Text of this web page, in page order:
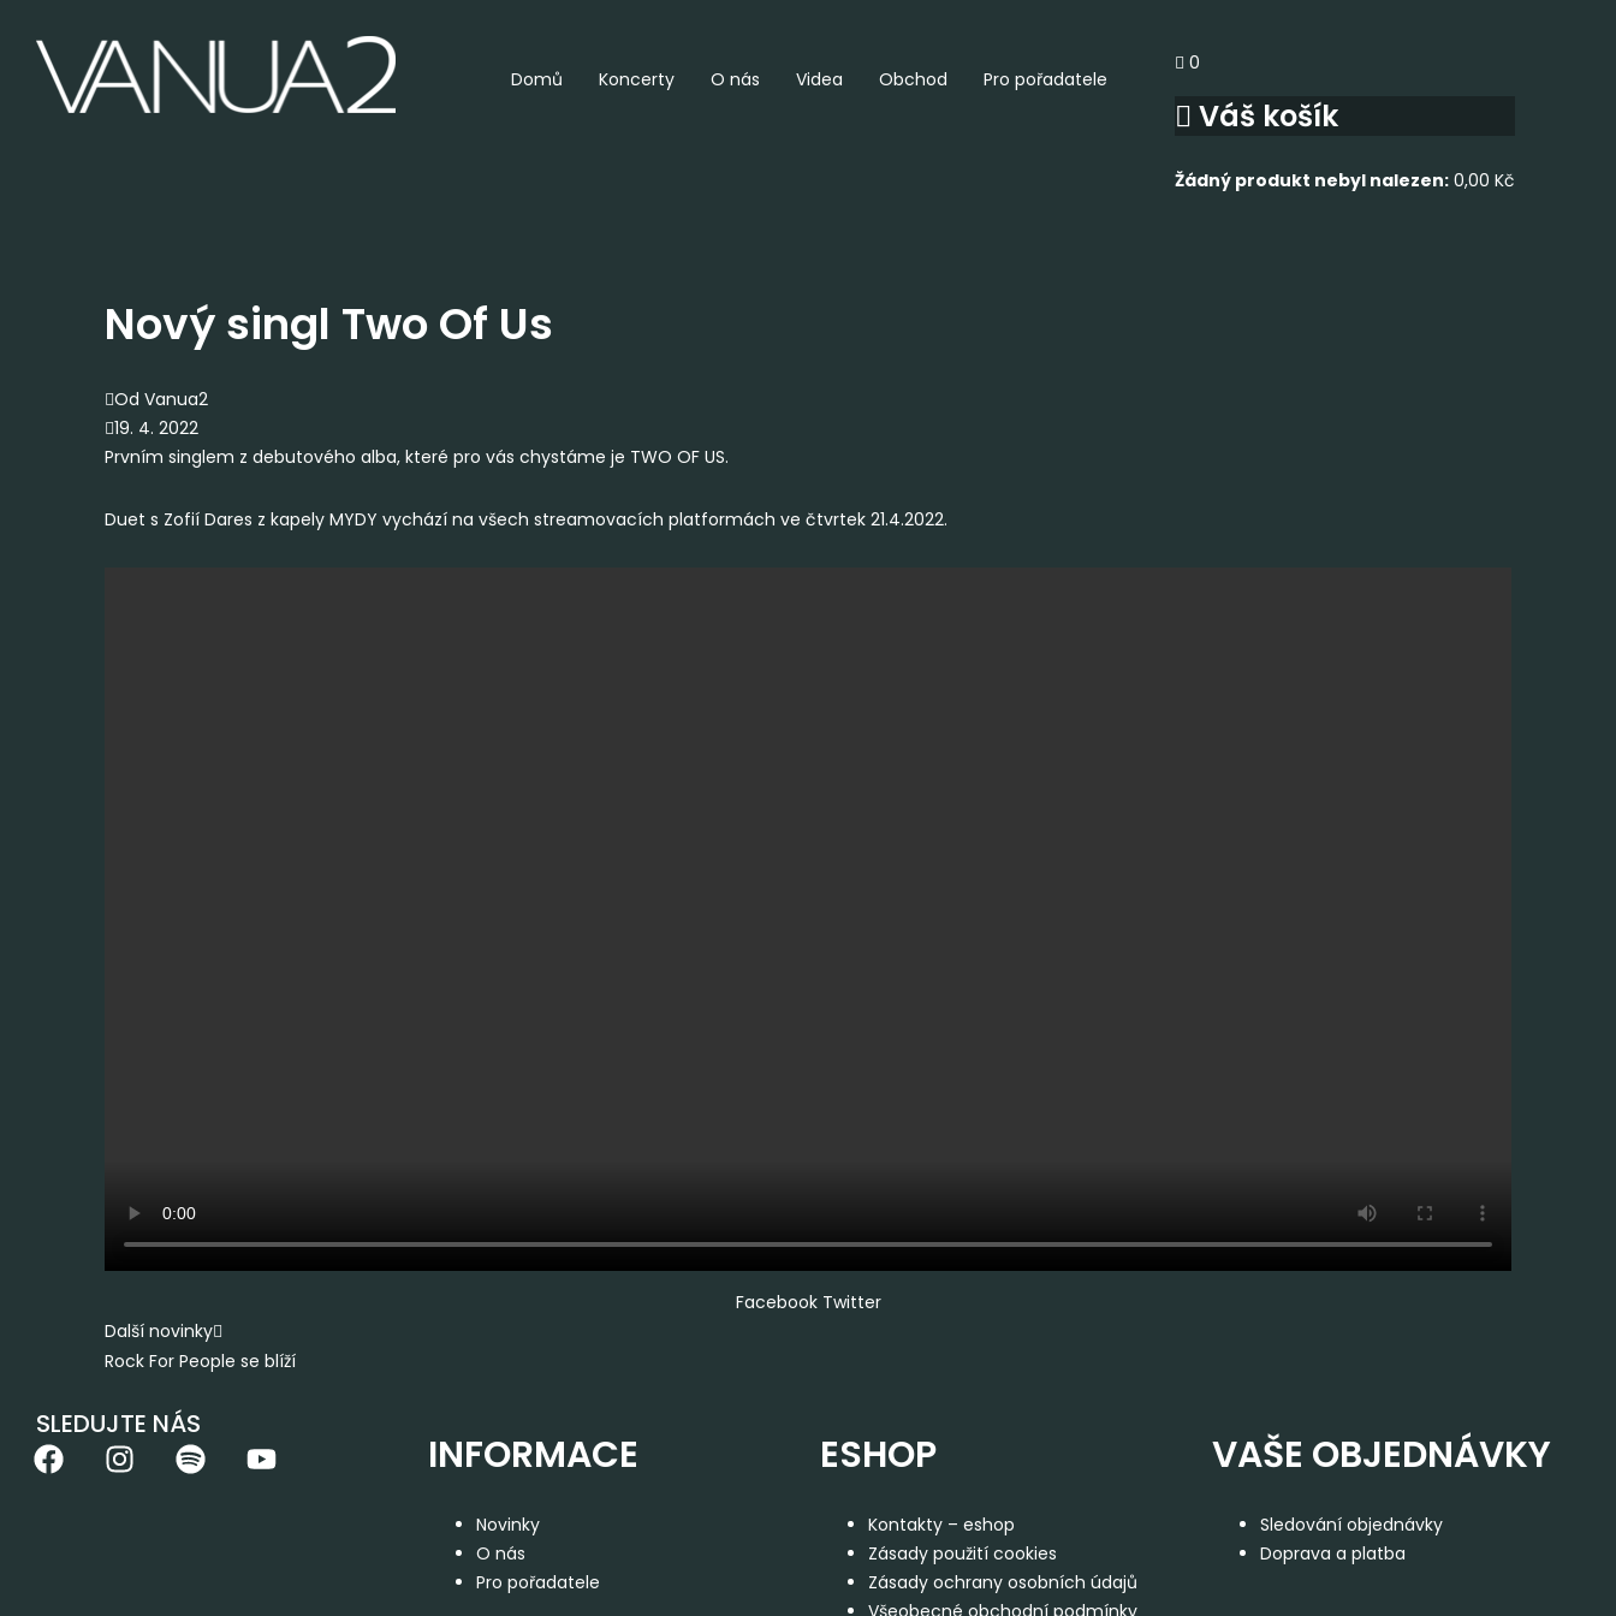
Domů Koncerty O nás Videa Obchod Pro pořadatele
0
Váš košík
Žádný produkt nebyl nalezen: 0,00 Kč
Nový singl Two Of Us
Od Vanua2
19. 4. 2022
Prvním singlem z debutového alba, které pro vás chystáme je TWO OF US.
Duet s Zofií Dares z kapely MYDY vychází na všech streamovacích platformách ve čtvrtek 21.4.2022.
Facebook Twitter
Další novinky
Rock For People se blíží
SLEDUJTE NÁS
INFORMACE
Novinky
O nás
Pro pořadatele
ESHOP
Kontakty – eshop
Zásady použití cookies
Zásady ochrany osobních údajů
Všeobecné obchodní podmínky
VAŠE OBJEDNÁVKY
Sledování objednávky
Doprava a platba